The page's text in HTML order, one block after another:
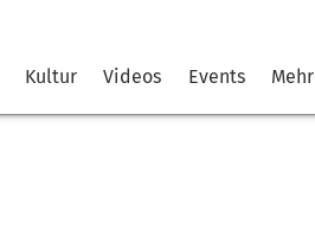
Kultur Videos Events Mehr